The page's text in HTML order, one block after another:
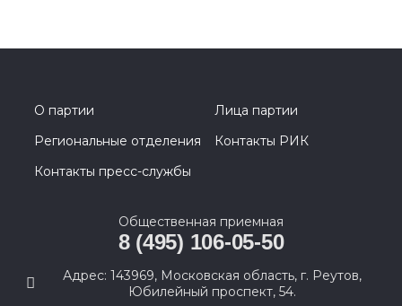
О партии
Лица партии
Региональные отделения
Контакты РИК
Контакты пресс-службы
Общественная приемная
8 (495) 106-05-50
Адрес: 143969, Московская область, г. Реутов,
Юбилейный проспект, 54.